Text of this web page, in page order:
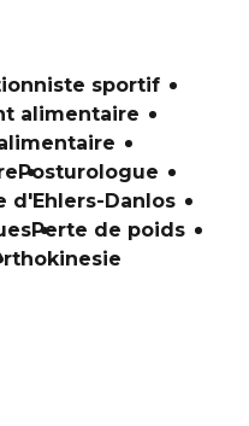
sportif
alimentaire
Posturologue
d'Ehlers-Danlos
Perte de poids